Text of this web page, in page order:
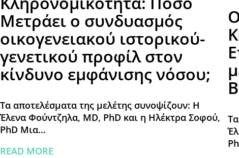
Μετράει ο συνδυασμός
οικογενειακού ιστορικού-
γενετικού προφίλ στον
κίνδυνο εμφάνισης νόσου;
Τα αποτελέσματα της μελέτης συνοψίζουν: Η
Έλενα Φούντζηλα, MD, PhD και η Ηλέκτρα Σοφού,
PhD Μια…
READ MORE